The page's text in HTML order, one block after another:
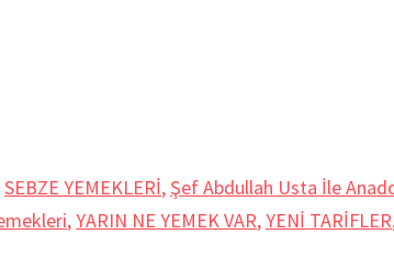
SEBZE YEMEKLERİ, Şef Abdullah Usta İle
,YARIN NE YEMEK VAR,YENİ TARİFLER